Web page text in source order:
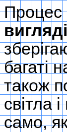
багаті
також
світла
само,